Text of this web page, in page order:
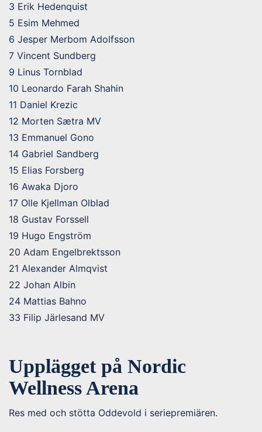
3 Erik Hedenquist
5 Esim Mehmed
6 Jesper Merbom Adolfsson
7 Vincent Sundberg
9 Linus Tornblad
10 Leonardo Farah Shahin
11 Daniel Krezic
12 Morten Sætra MV
13 Emmanuel Gono
14 Gabriel Sandberg
15 Elias Forsberg
16 Awaka Djoro
17 Olle Kjellman Olblad
18 Gustav Forssell
19 Hugo Engström
20 Adam Engelbrektsson
21 Alexander Almqvist
22 Johan Albin
24 Mattias Bahno
33 Filip Järlesand MV
Upplägget på Nordic
Wellness Arena
Res med och stötta Oddevold i seriepremiären.